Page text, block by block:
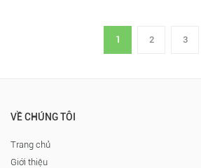
1 2 3
VỀ CHÚNG TÔI
Trang chủ
Giới thiệu